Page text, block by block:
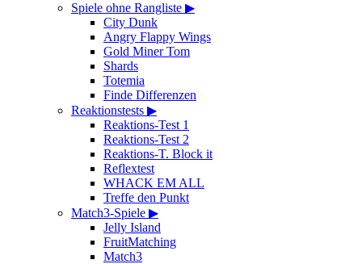
Spiele ohne Rangliste ▶
City Dunk
Angry Flappy Wings
Gold Miner Tom
Shards
Totemia
Finde Differenzen
Reaktionstests ▶
Reaktions-Test 1
Reaktions-Test 2
Reaktions-T. Block it
Reflextest
WHACK EM ALL
Treffe den Punkt
Match3-Spiele ▶
Jelly Island
FruitMatching
Match3